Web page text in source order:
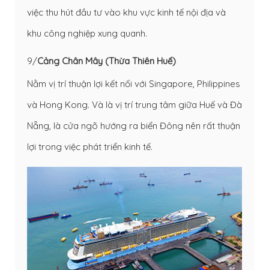
việc thu hút đầu tư vào khu vực kinh tế nội địa và
khu công nghiệp xung quanh.
9/Cảng Chân Mây (Thừa Thiên Huế)
Nằm vị trí thuận lợi kết nối với Singapore, Philippines
và Hong Kong. Và là vị trí trung tâm giữa Huế và Đà
Nẵng, là cửa ngõ hướng ra biển Đông nên rất thuận
lợi trong việc phát triển kinh tế.